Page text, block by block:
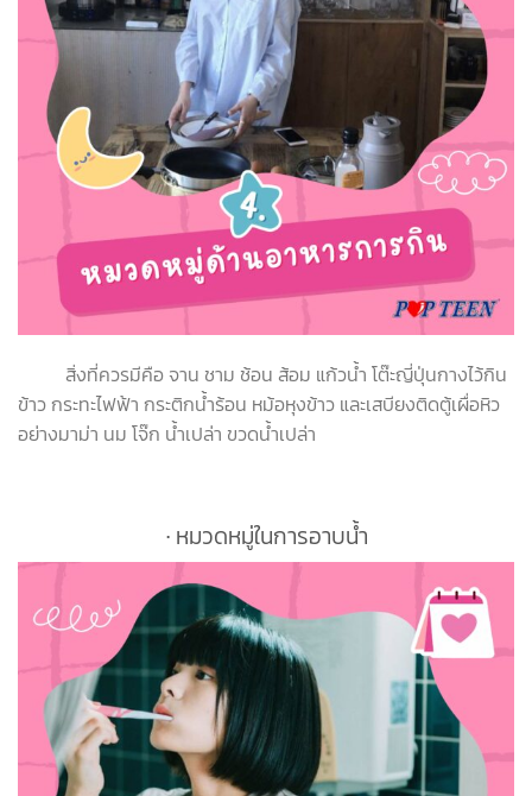
สิ่งที่ควรมีคือ จาน ชาม ช้อน ส้อม แก้วน้ำ โต๊ะญี่ปุ่นกางไว้กิน
ข้าว กระทะไฟฟ้า กระติกน้ำร้อน หม้อหุงข้าว และเสบียงติดตู้เผื่อหิว
อย่างมาม่า นม โจ๊ก น้ำเปล่า ขวดน้ำเปล่า
∙ หมวดหมู่ในการอาบน้ำ